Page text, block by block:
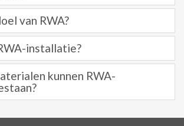
van RWA?
installatie?
kunnen RWA-